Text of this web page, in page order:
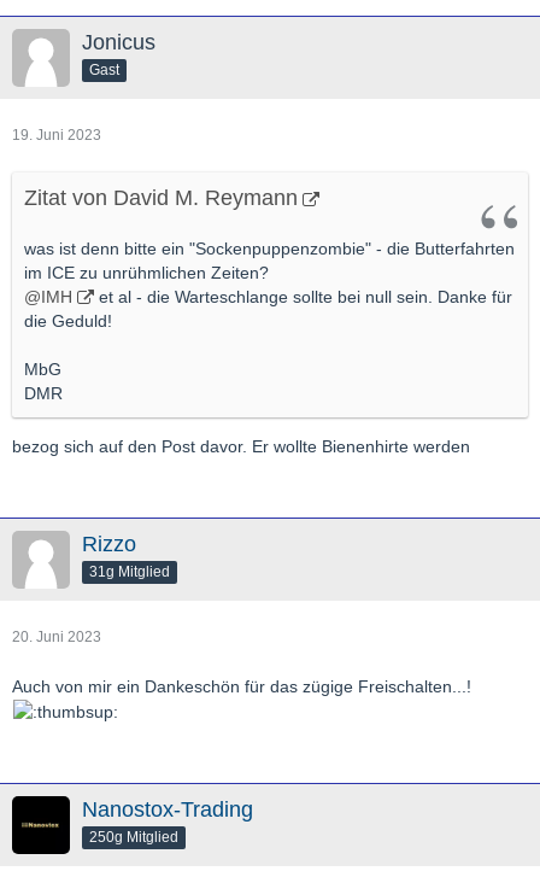
Jonicus
Gast
19. Juni 2023
Zitat von David M. Reymann
was ist denn bitte ein "Sockenpuppenzombie" - die Butterfahrten
im ICE zu unrühmlichen Zeiten?
@IMH
et al - die Warteschlange sollte bei null sein. Danke für
die Geduld!
MbG
DMR
bezog sich auf den Post davor. Er wollte Bienenhirte werden
Rizzo
31g Mitglied
20. Juni 2023
Auch von mir ein Dankeschön für das zügige Freischalten...!
Nanostox-Trading
250g Mitglied